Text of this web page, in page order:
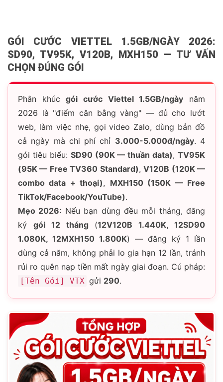
GÓI CƯỚC VIETTEL 1.5GB/NGÀY 2026:
SD90, TV95K, V120B, MXH150 — TƯ VẤN
CHỌN ĐÚNG GÓI
Phân khúcgói cước Viettel 1.5GB/ngày năm
2026 là "điểm cân bằng vàng" — đủ cho lướt
web, làm việc nhẹ, gọi video Zalo, dùng bản đồ
cả ngày mà chi phí chỉ 3.000-5.000đ/ngày. 4
gói tiêu biểu: SD90 (90K — thuần data), TV95K
(95K — Free TV360 Standard),V120B (120K —
combo data + thoại), MXH150 (150K — Free
TikTok/Facebook/YouTube).
Mẹo 2026: Nếu bạn dùng đều mỗi tháng, đăng
ký gói 12 tháng(12V120B 1.440K, 12SD90
1.080K, 12MXH150 1.800K) — đăng ký 1 lần
dùng cả năm, không phải lo gia hạn 12 lần, tránh
rủi ro quên nạp tiền mất ngày giai đoạn. Cú pháp:
[Tên Gói] VTX gửi 290.